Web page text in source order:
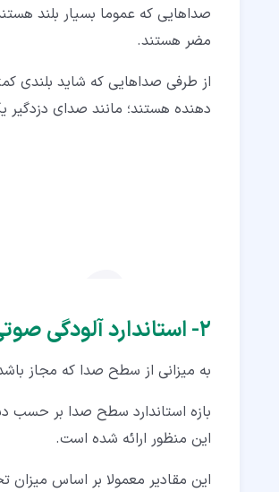
صداهایی که عموما بسیار بلند
مضر هستند.
از طرفی صداهایی که شاید بلندی
دهنده هستند؛ مانند صدای
۲‏- استاندارد آلودگی صوتی چیست؟
به میزانی از سطح صدا که مجاز
بازه استاندارد سطح صدا بر حسب
این منظور ارائه شده است.
این مقادیر معمولا بر اساس